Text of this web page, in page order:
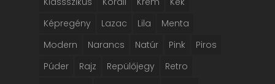
Képregény
Lazac Lila
Menta
Modern
Narancs Natúr Pink
Piros
Púder
Rajz Repülőjegy
Retro